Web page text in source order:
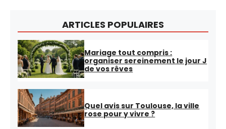
ARTICLES POPULAIRES
Mariage tout compris :
organiser sereinement le jour J
de vos rêves
Quel avis sur Toulouse, la ville
rose pour y vivre ?